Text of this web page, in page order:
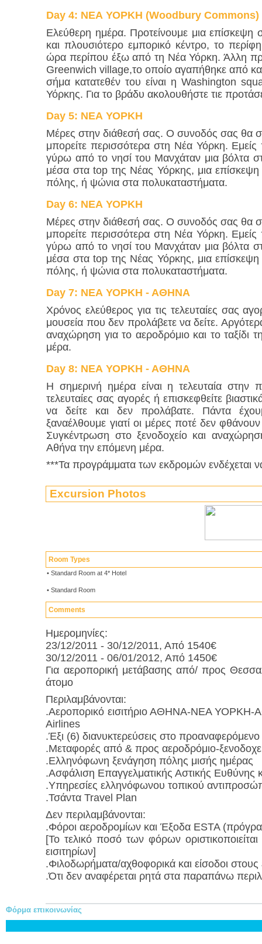
Day 4: ΝΕΑ ΥΟΡΚΗ (Woodbury Commons)
Ελεύθερη ημέρα. Προτείνουμε μια επίσκεψη
και πλουσιότερο εμπορικό κέντρο, το
ώρα περίπου έξω από τη Νέα Υόρκη. Άλλη
Greenwich village,το οποίο αγαπήθηκε από
σήμα κατατεθέν του είναι η Washington
Υόρκης. Για το βράδυ ακολουθήστε τιε
Day 5: ΝΕΑ ΥΟΡΚΗ
Μέρες στην διάθεσή σας. Ο συνοδός σας θα
μπορείτε περισσότερα στη Νέα Υόρκη. Εμείς
γύρω από το νησί του Μανχάταν μια βόλτα
μέσα στα top της Νέας Υόρκης, μια
πόλης, ή ψώνια στα πολυκαταστήματα.
Day 6: ΝΕΑ ΥΟΡΚΗ
Μέρες στην διάθεσή σας. Ο συνοδός σας θα
μπορείτε περισσότερα στη Νέα Υόρκη. Εμείς
γύρω από το νησί του Μανχάταν μια βόλτα
μέσα στα top της Νέας Υόρκης, μια
πόλης, ή ψώνια στα πολυκαταστήματα.
Day 7: ΝΕΑ ΥΟΡΚΗ - ΑΘΗΝΑ
Χρόνος ελεύθερος για τις τελευταίες σας
μουσεία που δεν προλάβετε να δείτε.
αναχώρηση για το αεροδρόμιο και το ταξίδι
μέρα.
Day 8: ΝΕΑ ΥΟΡΚΗ - ΑΘΗΝΑ
Η σημερινή ημέρα είναι η τελευταία στην
τελευταίες σας αγορές ή επισκεφθείτε
να δείτε και δεν προλάβατε. Πάντα
ξαναέλθουμε γιατί οι μέρες ποτέ δεν
Συγκέντρωση στο ξενοδοχείο και
Αθήνα την επόμενη μέρα.
***Τα προγράμματα των εκδρομών ενδέχεται
Excursion Photos
Room Types
•Standard Room at 4* Hotel
•Standard Room
Comments
Ημερομηνίες:
23/12/2011 - 30/12/2011, Από 1540€
30/12/2011 - 06/01/2012, Από 1450€
Για αεροπορική μετάβασης από/ προς
άτομο
Περιλαμβάνονται:
.Αεροπορικό εισιτήριο ΑΘΗΝΑ-ΝΕΑ ΥΟΡΚΗ-
Airlines
.Έξι (6) διανυκτερεύσεις στο
.Μεταφορές από & προς αεροδρόμιο-
.Ελληνόφωνη ξενάγηση πόλης μισής ημέρας
.Ασφάλιση Επαγγελματικής Αστικής Ευθύνης
.Υπηρεσίες ελληνόφωνου τοπικού
.Τσάντα Travel Plan
Δεν περιλαμβάνονται:
.Φόροι αεροδρομίων και Έξοδα ESTA
[Το τελικό ποσό των φόρων
εισιτηρίων]
.Φιλοδωρήματα/αχθοφορικά και είσοδοι
.Ότι δεν αναφέρεται ρητά στα παραπάνω
Φόρμα επικοινωνίας